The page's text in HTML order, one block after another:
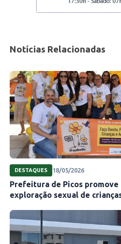
Notícias Relacionadas
DESTAQUES 18/05/2026
Prefeitura de Picos
exploração sexual de